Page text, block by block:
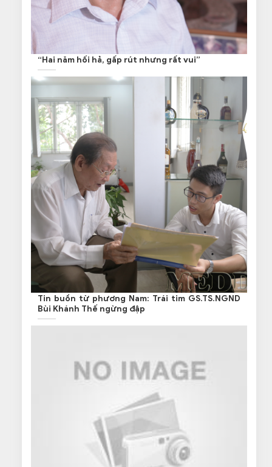
“Hai năm hối hả, gấp rút nhưng rất vui”
Tin buồn từ phương Nam: Trái tim GS.TS.NGND
Bùi Khánh Thế ngừng đập